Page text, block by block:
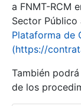
a FNMT-RCM
Sector Público
Plataforma de
(https://
También
de los